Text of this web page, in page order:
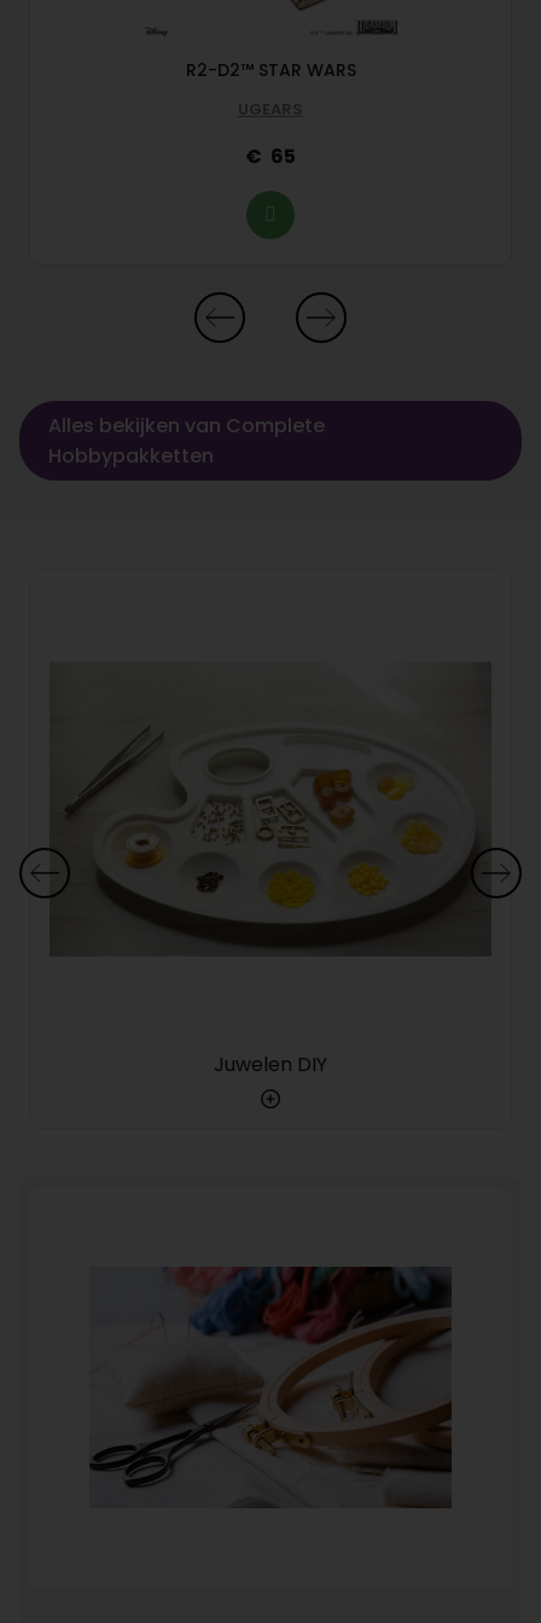
R2-D2™ STAR WARS
UGEARS
65
Alles bekijken van Complete
Hobbypakketten
Juwelen DIY